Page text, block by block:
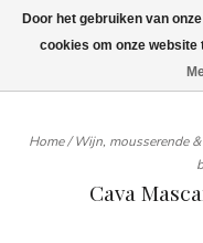
Wij leveren tot
Home/Wijn, mousserende &
Cava
Door het gebruiken van
cookies om onze website